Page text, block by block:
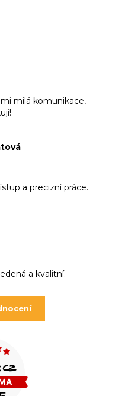
milá komunikace,
a precizní práce.
a kvalitní.